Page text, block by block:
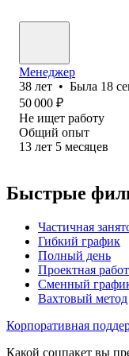
Менеджер
38 лет • Была 18
50 000 ₽
Не ищет работу
Общий опыт
13 лет 5 месяцев
Быстрые
Частичная
Гибкий график
Полный день
Проектная
Сменный
Вахтовый метод
Корпоративная
Какой соцпакет вы